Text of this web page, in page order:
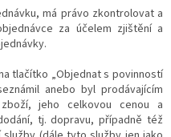
má právo zkontrolovat a
za účelem zjištění a
tlačítko „Objednat s povinností
anebo byl prodávajícím
jeho celkovou cenou a
tj. dopravu, případně též